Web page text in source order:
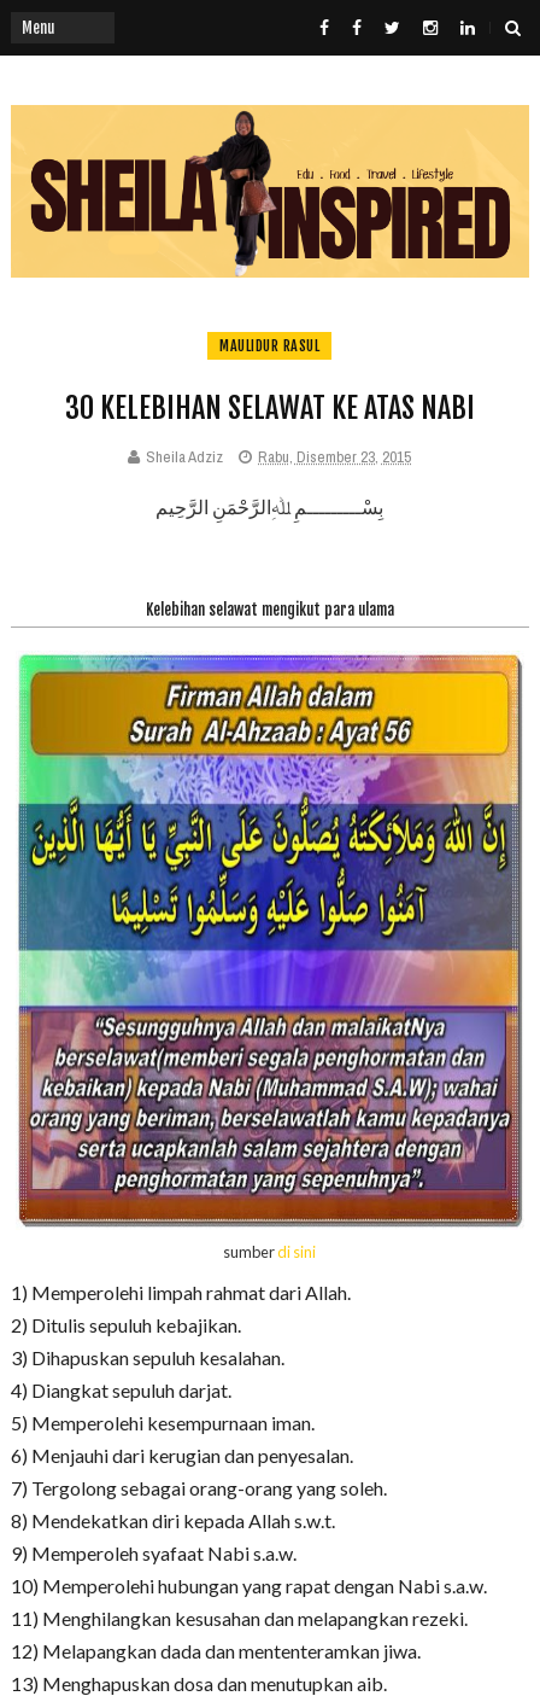
MAULIDUR RASUL
30 KELEBIHAN SELAWAT KE ATAS NABI
Sheila Adziz Rabu, Disember 23, 2015
بِسْـــــــــمِ ﷲِالرَّحْمَنِ الرَّحِيم
Kelebihan selawat mengikut para ulama
sumberdi sini
1) Memperolehi limpah rahmat dari Allah.
2) Ditulis sepuluh kebajikan.
3) Dihapuskan sepuluh kesalahan.
4) Diangkat sepuluh darjat.
5) Memperolehi kesempurnaan iman.
6) Menjauhi dari kerugian dan penyesalan.
7) Tergolong sebagai orang-orang yang soleh.
8) Mendekatkan diri kepada Allah s.w.t.
9) Memperoleh syafaat Nabi s.a.w.
10) Memperolehi hubungan yang rapat dengan Nabi s.a.w.
11) Menghilangkan kesusahan dan melapangkan rezeki.
12) Melapangkan dada dan mententeramkan jiwa.
13) Menghapuskan dosa dan menutupkan aib.